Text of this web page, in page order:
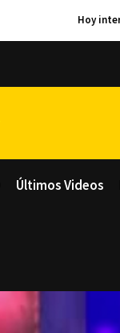
Últimos Videos